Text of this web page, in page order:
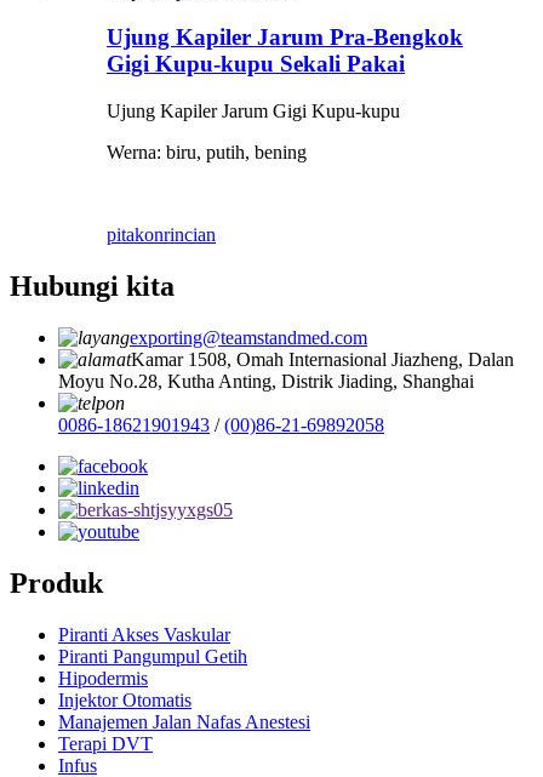
Ujung Kapiler Jarum Pra-Bengkok
Gigi Kupu-kupu Sekali Pakai
Ujung Kapiler Jarum Gigi Kupu-kupu
Werna: biru, putih, bening
pitakonrincian
Hubungi kita
exporting@teamstandmed.com
Kamar 1508, Omah Internasional Jiazheng, Dalan
Moyu No.28, Kutha Anting, Distrik Jiading, Shanghai
0086-18621901943 /(00)86-21-69892058
Produk
Piranti Akses Vaskular
Piranti Pangumpul Getih
Hipodermis
Injektor Otomatis
Manajemen Jalan Nafas Anestesi
Terapi DVT
Infus